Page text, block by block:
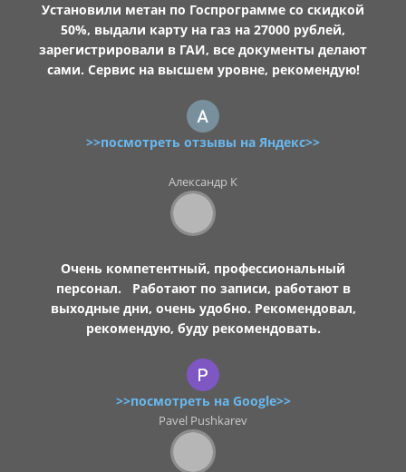
Установили метан по Госпрограмме со скидкой
50%, выдали карту на газ на 27000 рублей,
зарегистрировали в ГАИ, все документы делают
сами. Сервис на высшем уровне, рекомендую!
>>посмотреть отзывы на Яндекс>>
Александр К
Очень компетентный, профессиональный
персонал. Работают по записи, работают в
выходные дни, очень удобно. Рекомендовал,
рекомендую, буду рекомендовать.
>>посмотреть на Google>>
Pavel Pushkarev